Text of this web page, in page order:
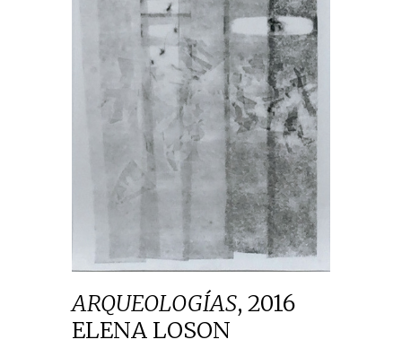
ARQUEOLOGÍAS, 2016
ELENA LOSON